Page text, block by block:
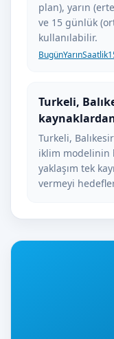
plan), yarın
ve 15 günlük
kullanılabilir.
BugünYarınSaatlik
Turkeli,
Turkeli,
iklim modelinin
yaklaşım tek
vermeyi